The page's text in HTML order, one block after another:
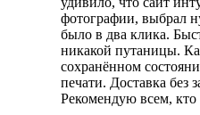
фотографии, выбрал
было в два клика.
никакой путаницы.
сохранённом
печати. Доставка без
Рекомендую всем, кто